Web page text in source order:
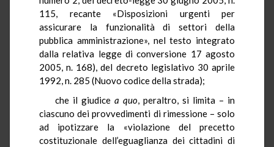
115, recante «Disposizioni urgenti per
assicurare la funzionalità di settori della
pubblica amministrazione», nel testo integrato
dalla relativa legge di conversione 17 agosto
2005, n. 168), del decreto legislativo 30 aprile
1992, n. 285 (Nuovo codice della strada);
che il giudice a quo, peraltro, si limita – in
ciascuno dei provvedimenti di rimessione – solo
ad ipotizzare la «violazione del precetto
costituzionale dell’eguaglianza dei cittadini di